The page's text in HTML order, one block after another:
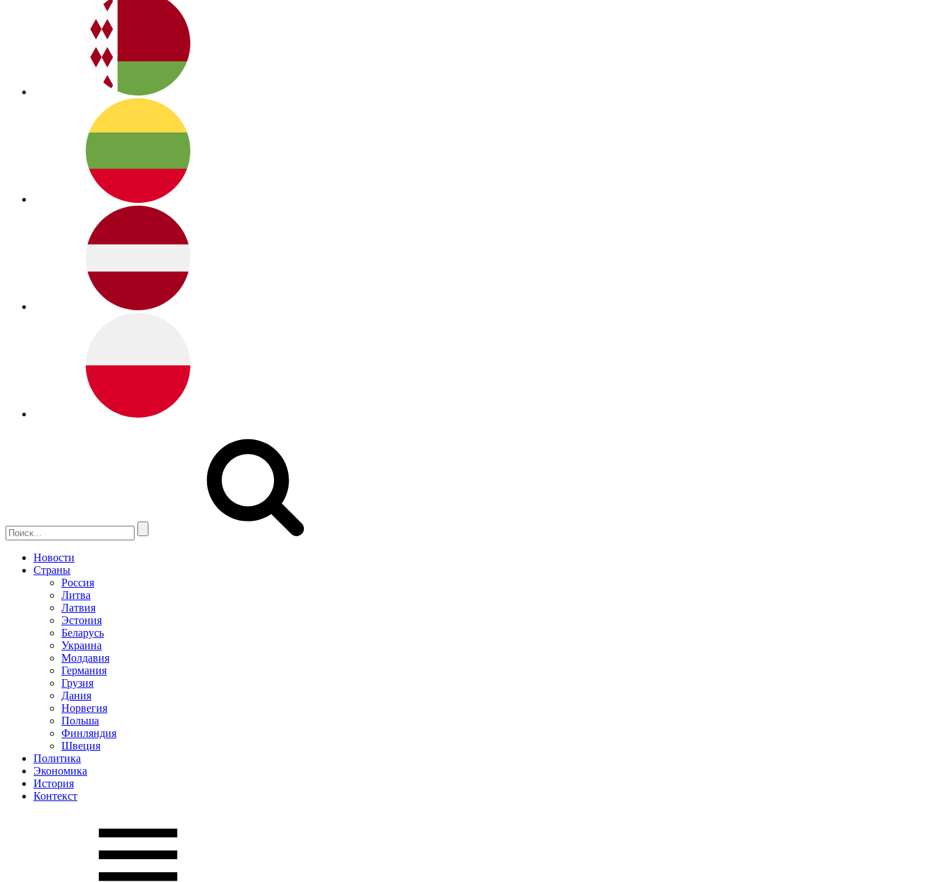
Новости
Страны
Россия
Литва
Латвия
Эстония
Беларусь
Украина
Молдавия
Германия
Грузия
Дания
Норвегия
Польша
Финляндия
Швеция
Политика
Экономика
История
Контекст